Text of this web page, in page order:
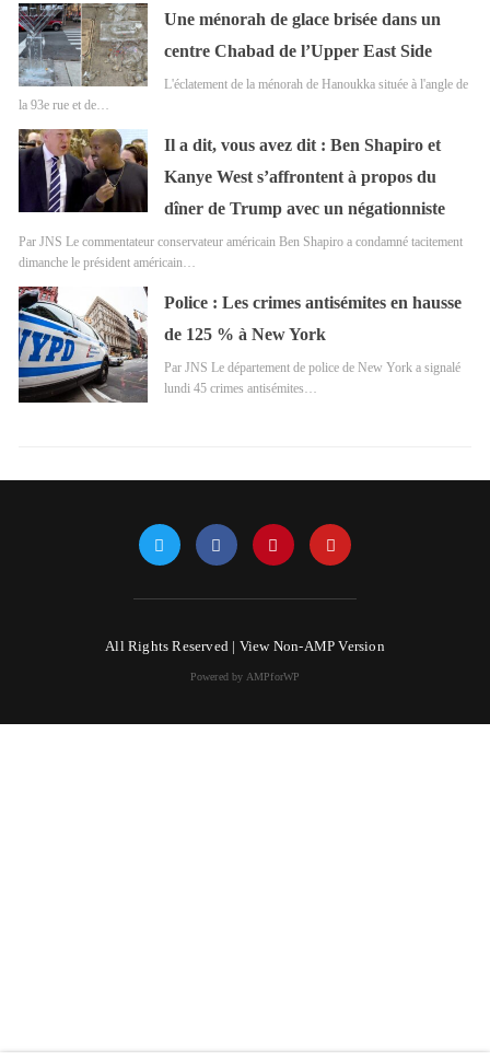
Une ménorah de glace brisée dans un
centre Chabad de l’Upper East Side
L'éclatement de la ménorah de Hanoukka située à l'angle de
la 93e rue et de…
Il a dit, vous avez dit : Ben Shapiro et
Kanye West s’affrontent à propos du
dîner de Trump avec un négationniste
Par JNS Le commentateur conservateur américain Ben Shapiro a condamné tacitement
dimanche le président américain…
Police : Les crimes antisémites en hausse
de 125 % à New York
Par JNS Le département de police de New York a signalé
lundi 45 crimes antisémites…
All Rights Reserved | View Non-AMP Version
Powered by AMPforWP